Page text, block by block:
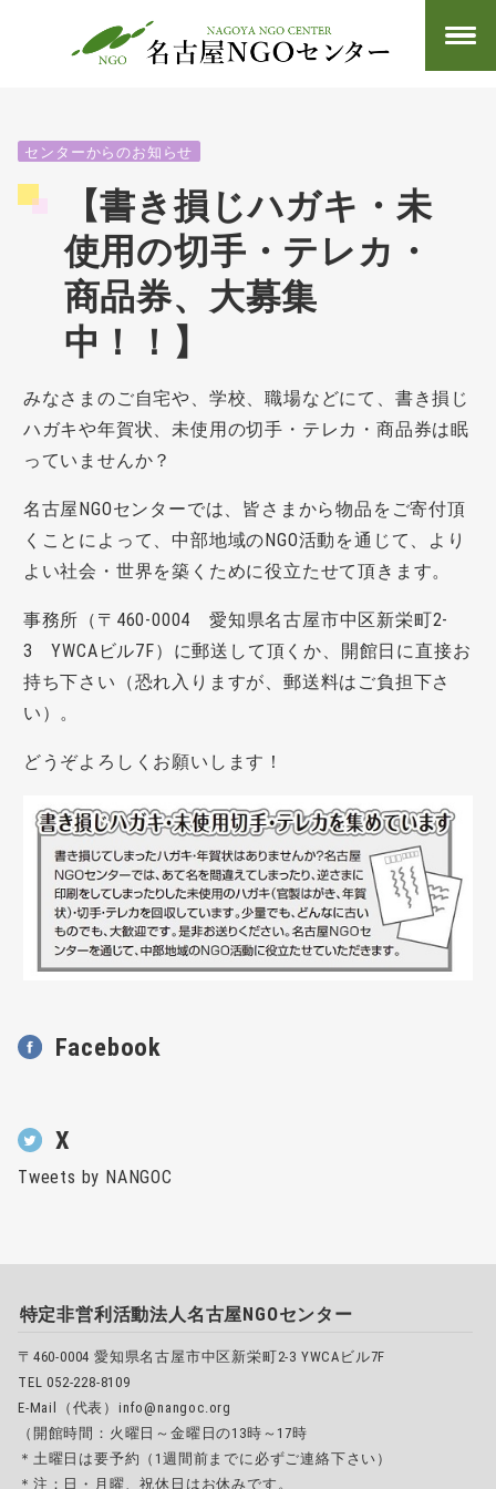
センターからのお知らせ
【書き損じハガキ・未
使用の切手・テレカ・
商品券、大募集
中！！】
みなさまのご自宅や、学校、職場などにて、書き損じ
ハガキや年賀状、未使用の切手・テレカ・商品券は眠
っていませんか？
名古屋NGOセンターでは、皆さまから物品をご寄付頂
くことによって、中部地域のNGO活動を通じて、より
よい社会・世界を築くために役立たせて頂きます。
事務所（〒460-0004 愛知県名古屋市中区新栄町2-
3 YWCAビル7F）に郵送して頂くか、開館日に直接お
持ち下さい（恐れ入りますが、郵送料はご負担下さ
い）。
どうぞよろしくお願いします！
Facebook
X
Tweets by NANGOC
特定非営利活動法人名古屋NGOセンター
〒460-0004 愛知県名古屋市中区新栄町2-3 YWCAビル7F
TEL 052-228-8109
E-Mail（代表）info@nangoc.org
（開館時間：火曜日～金曜日の13時～17時
＊土曜日は要予約（1週間前までに必ずご連絡下さい）
＊注：日・月曜、祝休日はお休みです。